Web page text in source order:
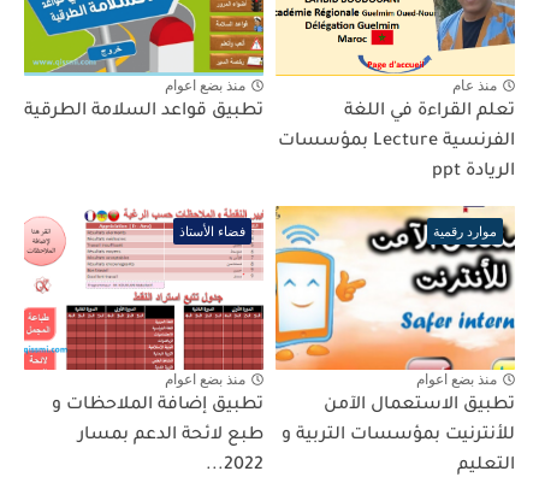
منذ عام
تعلم القراءة في اللغة
الفرنسية Lecture بمؤسسات
الريادة ppt
منذ بضع اعوام
تطبيق قواعد السلامة الطرقية
موارد رقمية
منذ بضع اعوام
تطبيق الاستعمال الآمن
للأنترنيت بمؤسسات التربية و
التعليم
فضاء الأستاذ
منذ بضع اعوام
تطبيق إضافة الملاحظات و
طبع لائحة الدعم بمسار
2022...